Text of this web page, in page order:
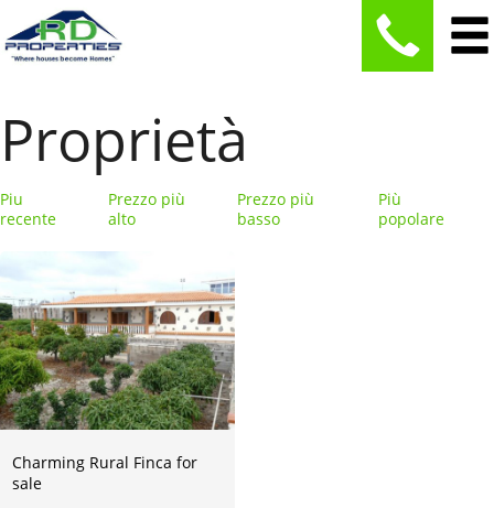
Proprietà
Piu
recente
Prezzo più
alto
Prezzo più
basso
Più
popolare
Charming Rural Finca for
sale